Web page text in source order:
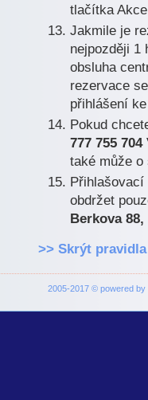
tlačítka
Jakmile je
nejpozději 1
obsluha
rezervace
přihlášení
Pokud
777 755 704
také může
Přihlašovací
obdržet
Berkova
>> Skrýt pravidla
2005-2017 © powered by